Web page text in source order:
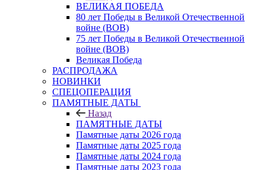
ВЕЛИКАЯ ПОБЕДА
80 лет Победы в Великой Отечественной
войне (ВОВ)
75 лет Победы в Великой Отечественной
войне (ВОВ)
Великая Победа
РАСПРОДАЖА
НОВИНКИ
СПЕЦОПЕРАЦИЯ
ПАМЯТНЫЕ ДАТЫ
Назад
ПАМЯТНЫЕ ДАТЫ
Памятные даты 2026 года
Памятные даты 2025 года
Памятные даты 2024 года
Памятные даты 2023 года